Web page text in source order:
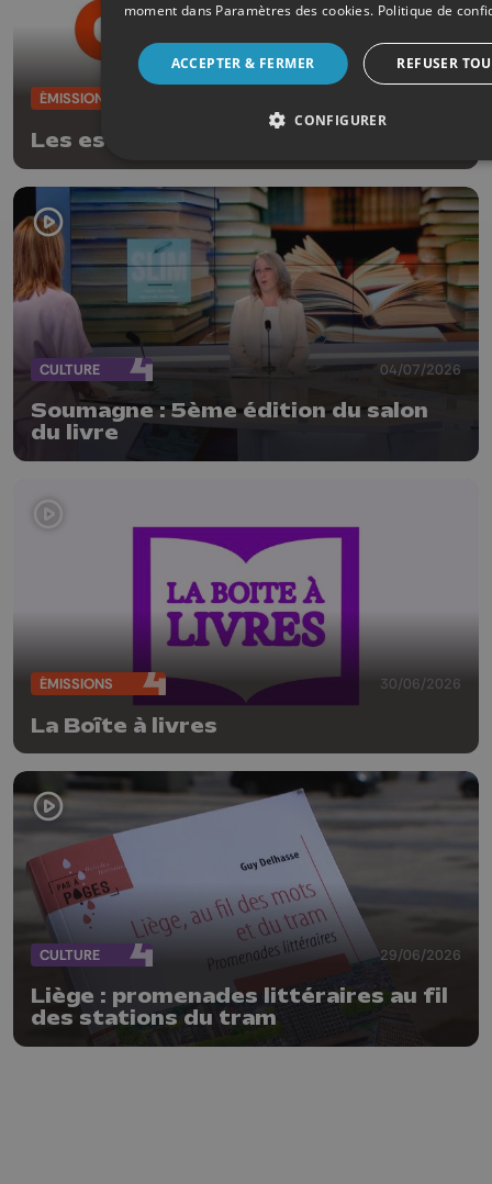
ÉMISSIONS
Les escales de l'été
CULTURE 04/07/2026
Soumagne : 5ème édition du salon
du livre
ÉMISSIONS 30/06/2026
La Boîte à livres
CULTURE 29/06/2026
Liège : promenades littéraires au fil
des stations du tram
moment dans Paramètres des cookies. Politique de
ACCEPTER & FERMER REFUSER
CONFIGURER